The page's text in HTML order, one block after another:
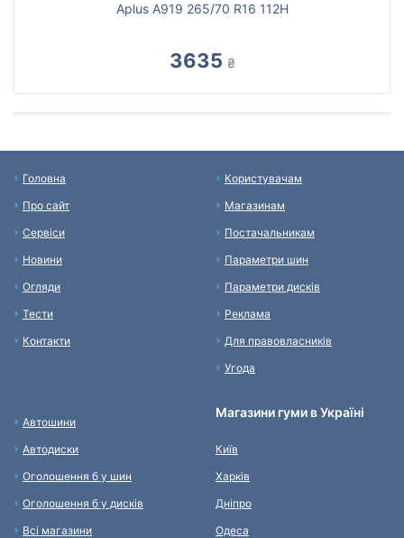
Aplus A919 265/70 R16 112H
3635 ₴
Головна
Про сайт
Сервіси
Новини
Огляди
Тести
Контакти
Користувачам
Магазинам
Постачальникам
Параметри шин
Параметри дисків
Реклама
Для правовласників
Угода
Автошини
Автодиски
Оголошення б у шин
Оголошення б у дисків
Всі магазини
Магазини гуми в Україні
Київ
Харків
Дніпро
Одеса